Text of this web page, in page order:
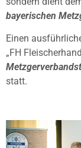
bayerischen
Einen
„FH
statt.